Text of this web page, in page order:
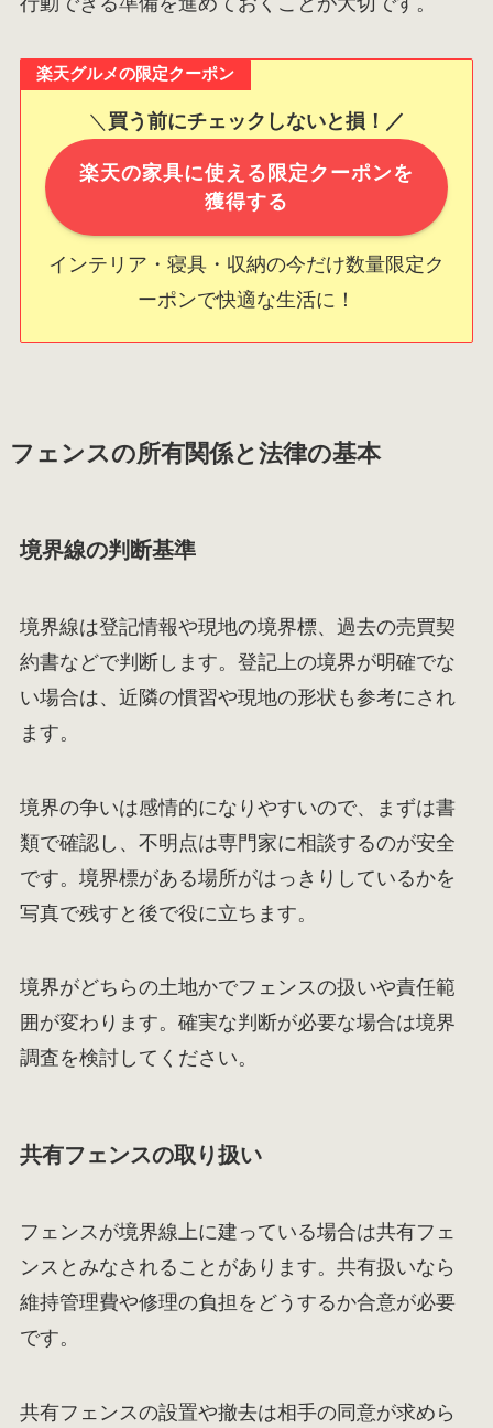
楽天グルメの限定クーポン
＼ 買う前にチェックしないと損！／
楽天の家具に使える限定クーポンを
獲得する
インテリア・寝具・収納の今だけ数量限定ク
ーポンで快適な生活に！
フェンスの所有関係と法律の基本
境界線の判断基準
境界線は登記情報や現地の境界標、過去の売買契
約書などで判断します。登記上の境界が明確でな
い場合は、近隣の慣習や現地の形状も参考にされ
ます。
境界の争いは感情的になりやすいので、まずは書
類で確認し、不明点は専門家に相談するのが安全
です。境界標がある場所がはっきりしているかを
写真で残すと後で役に立ちます。
境界がどちらの土地かでフェンスの扱いや責任範
囲が変わります。確実な判断が必要な場合は境界
調査を検討してください。
共有フェンスの取り扱い
フェンスが境界線上に建っている場合は共有フェ
ンスとみなされることがあります。共有扱いなら
維持管理費や修理の負担をどうするか合意が必要
です。
共有フェンスの設置や撤去は相手の同意が求めら